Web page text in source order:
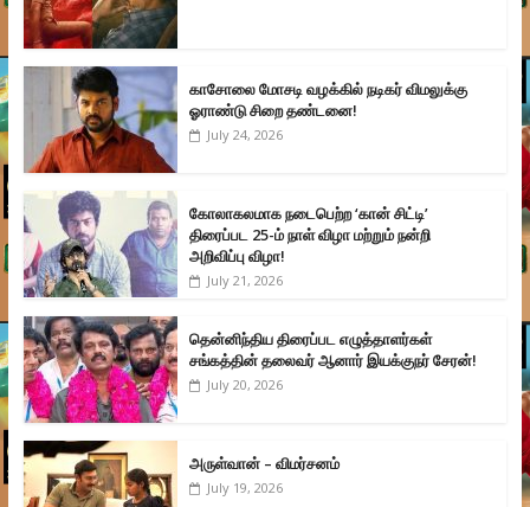
காசோலை மோசடி வழக்கில் நடிகர் விமலுக்கு
ஓராண்டு சிறை தண்டனை!
July 24, 2026
கோலாகலமாக நடைபெற்ற ‘கான் சிட்டி’
திரைப்பட 25-ம் நாள் விழா மற்றும் நன்றி
அறிவிப்பு விழா!
July 21, 2026
தென்னிந்திய திரைப்பட எழுத்தாளர்கள்
சங்கத்தின் தலைவர் ஆனார் இயக்குநர் சேரன்!
July 20, 2026
அருள்வான் – விமர்சனம்
July 19, 2026